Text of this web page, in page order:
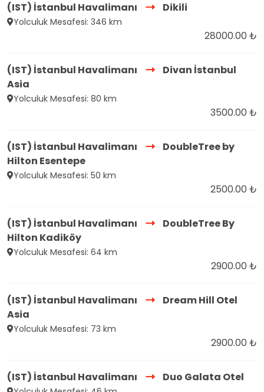
(IST) İstanbul Havalimanı Dikili
Yolculuk Mesafesi: 346 km
28000.00 ₺
(IST) İstanbul Havalimanı
Divan İstanbul
Asia
Yolculuk Mesafesi: 80 km
3500.00 ₺
(IST) İstanbul Havalimanı
DoubleTree by
Hilton Esentepe
Yolculuk Mesafesi: 50 km
2500.00 ₺
(IST) İstanbul Havalimanı
DoubleTree By
Hilton Kadiköy
Yolculuk Mesafesi: 64 km
2900.00 ₺
(IST) İstanbul Havalimanı
Dream Hill Otel
Asia
Yolculuk Mesafesi: 73 km
2900.00 ₺
(IST) İstanbul Havalimanı Duo Galata Otel